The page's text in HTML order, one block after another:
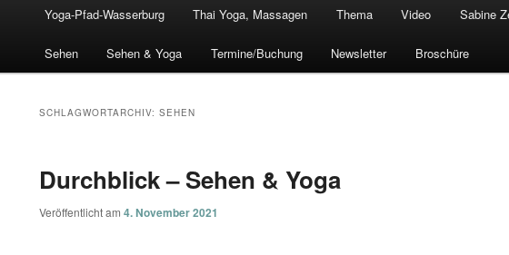
HauptmenüYoga-Pfad-Wasserburg Thai Yoga, Massagen Thema Video Sabine
Sehen Sehen & Yoga Termine/Buchung Newsletter Broschüre
SCHLAGWORTARCHIV:SEHEN
Durchblick – Sehen & Yoga
Veröffentlicht am4. November 2021